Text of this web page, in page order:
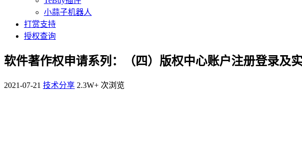
小蒜子机器人
打赏支持
授权查询
软件著作权申请系列：（四）版权中心账户注册登录及
2021-07-21 技术分享 2.3W+ 次浏览